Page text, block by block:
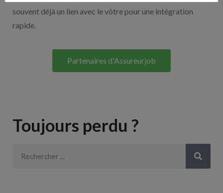
souvent déjà un lien avec le vôtre pour une intégration
rapide.
Partenaires d'Assureurjob
Toujours perdu ?